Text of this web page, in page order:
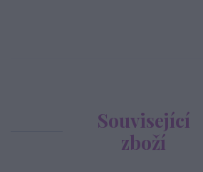
Související
zboží